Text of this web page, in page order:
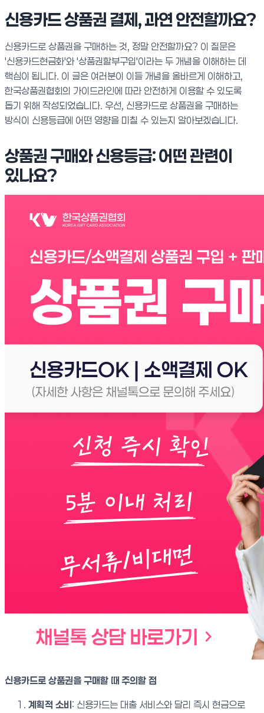
신용카드 상품권 결제, 과연 안전할까요?
신용카드로 상품권을 구매하는 것, 정말 안전할까요? 이 질문은
'신용카드현금화'와 '상품권할부구입'이라는 두 개념을 이해하는 데
핵심이 됩니다. 이 글은 여러분이 이들 개념을 올바르게 이해하고,
한국상품권협회의 가이드라인에 따라 안전하게 이용할 수 있도록
돕기 위해 작성되었습니다. 우선, 신용카드로 상품권을 구매하는
방식이 신용등급에 어떤 영향을 미칠 수 있는지 알아보겠습니다.
상품권 구매와 신용등급: 어떤 관련이
있나요?
신용카드로 상품권을 구매할 때 주의할 점
계획적 소비: 신용카드는 대출 서비스와 달리 즉시 현금으로